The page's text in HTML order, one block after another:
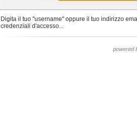
Digita il tuo "username" oppure il tuo indirizzo
credenziali d'accesso...
powered